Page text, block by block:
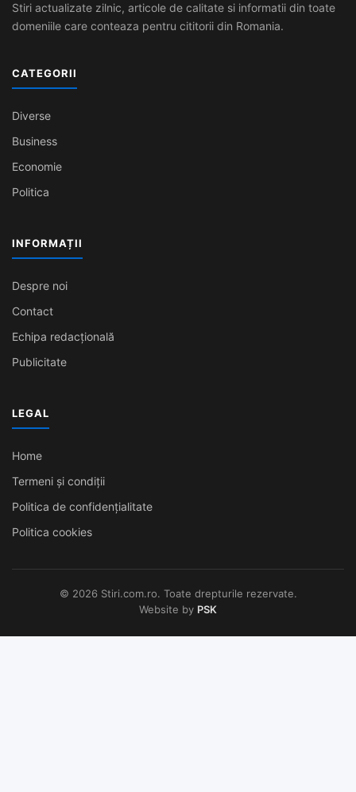
Stiri actualizate zilnic, articole de calitate si informatii din toate
domeniile care conteaza pentru cititorii din Romania.
CATEGORII
Diverse
Business
Economie
Politica
INFORMAȚII
Despre noi
Contact
Echipa redacțională
Publicitate
LEGAL
Home
Termeni și condiții
Politica de confidențialitate
Politica cookies
© 2026 Stiri.com.ro. Toate drepturile rezervate.
Website by PSK